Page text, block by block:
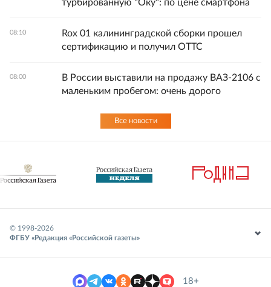
турбированную "Оку": по цене смартфона
08:10
Rox 01 калининградской сборки прошел
сертификацию и получил ОТТС
08:00
В России выставили на продажу ВАЗ-2106 с
маленьким пробегом: очень дорого
Все новости
© 1998-2026
ФГБУ «Редакция «Российской газеты»
18+